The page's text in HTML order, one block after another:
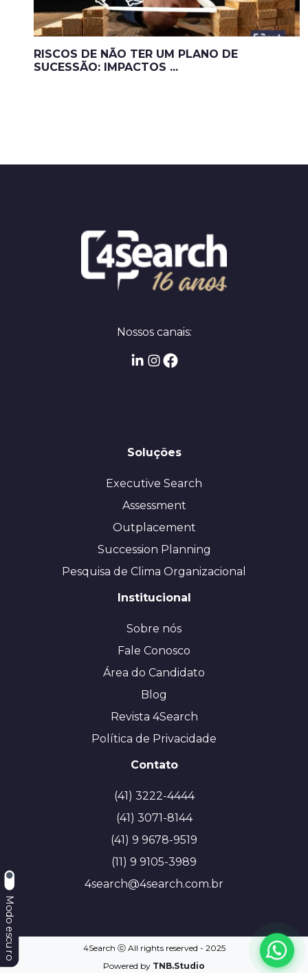
Modo escuro
RISCOS DE NÃO TER UM PLANO DE
SUCESSÃO: IMPACTOS ...
Nossos canais:
Soluções
Executive Search
Assessment
Outplacement
Succession Planning
Pesquisa de Clima Organizacional
Institucional
Sobre nós
Fale Conosco
Área do Candidato
Blog
Revista 4Search
Política de Privacidade
Contato
(41) 3222-4444
(41) 3071-8144
(41) 9 9678-9519
(11) 9 9105-3989
4search@4search.com.br
4Search ⓒ All rights reserved - 2025
Powered by TNB.Studio